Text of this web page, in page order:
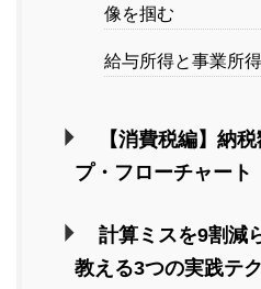
像を掴む
給与所得と事業所
【消費税編】納
プ・フローチャート
計算ミスを9割減
教える3つの実践テ